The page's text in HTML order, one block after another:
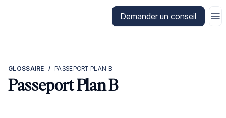
Aller à la page d'accueil de CitizenXDemander un conseil
GLOSSAIRE / PASSEPORT PLAN B
Passeport Plan B